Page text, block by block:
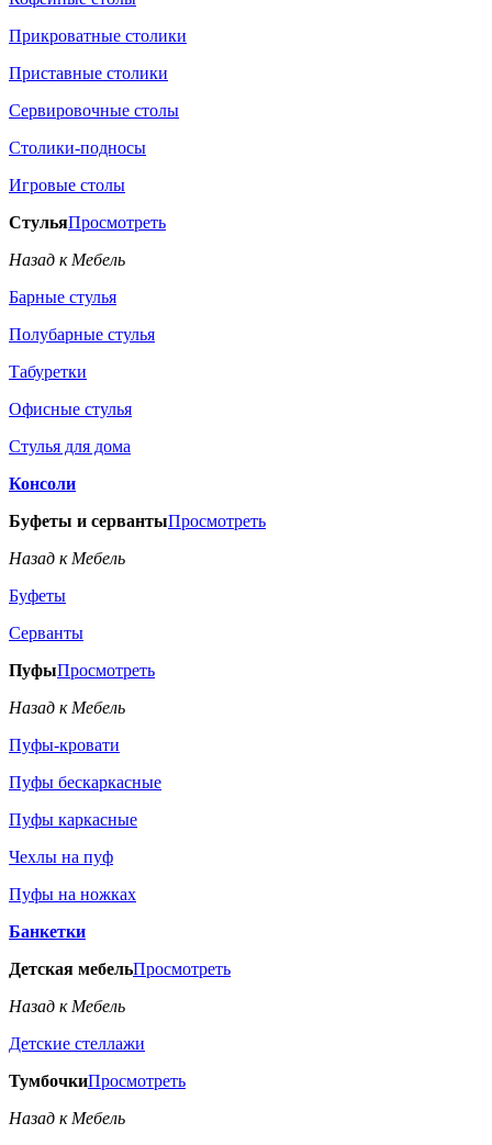
Прикроватные столики
Приставные столики
Сервировочные столы
Столики-подносы
Игровые столы
СтульяПросмотреть
Назад к Мебель
Барные стулья
Полубарные стулья
Табуретки
Офисные стулья
Стулья для дома
Консоли
Буфеты и сервантыПросмотреть
Назад к Мебель
Буфеты
Серванты
ПуфыПросмотреть
Назад к Мебель
Пуфы-кровати
Пуфы бескаркасные
Пуфы каркасные
Чехлы на пуф
Пуфы на ножках
Банкетки
Детская мебельПросмотреть
Назад к Мебель
Детские стеллажи
ТумбочкиПросмотреть
Назад к Мебель